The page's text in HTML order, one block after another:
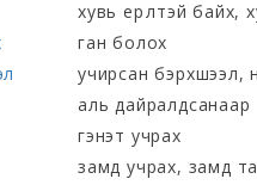
хувь ерөөлтэй байх,
ган болох
учирсан бэрхшээл,
аль дайралдсанаар
гэнэт учрах
замд учрах, замд